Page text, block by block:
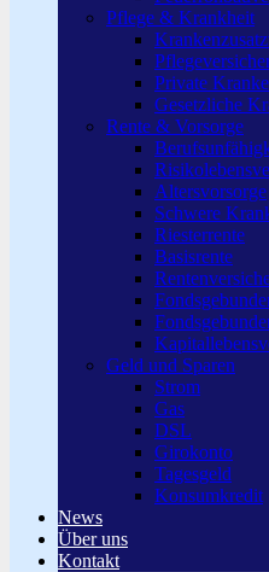
Pflege & Krankheit
Private
Gesetzliche
Rente & Vorsorge
Altersvorsorge
Schwere
Riesterrente
Basisrente
Geld und Sparen
Strom
Gas
DSL
Girokonto
Tagesgeld
Konsumkredit
News
Über uns
Kontakt